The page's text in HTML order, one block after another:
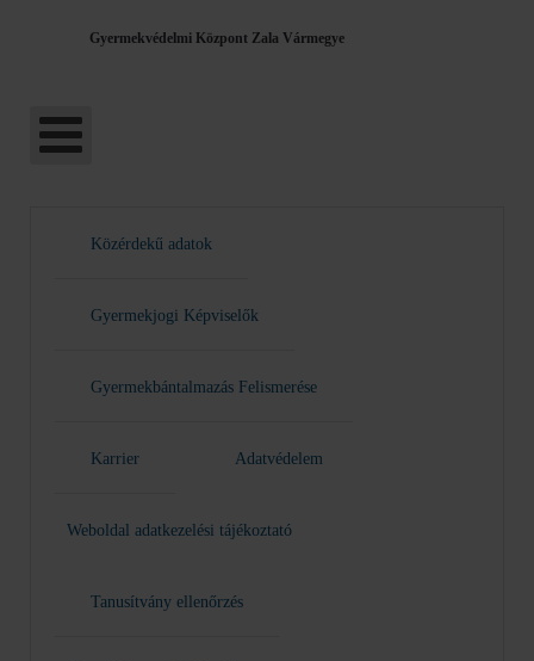
Gyermekvédelmi Központ Zala Vármegye
Közérdekű adatok
Gyermekjogi Képviselők
Gyermekbántalmazás Felismerése
Karrier Adatvédelem
Weboldal adatkezelési tájékoztató
Tanusítvány ellenőrzés